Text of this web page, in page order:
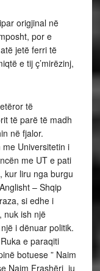
origjinal në
por e
jetë ferri të
e tij ç’mirëzinj,
të
të parë të madh
në fjalor.
Universitetin i
me UT e pati
kur liru nga burgu
– Shqip
si edhe i
nuk ish një
i dënuar politik.
e paraqiti
botuese ” Naim
Naim Frashëri iu